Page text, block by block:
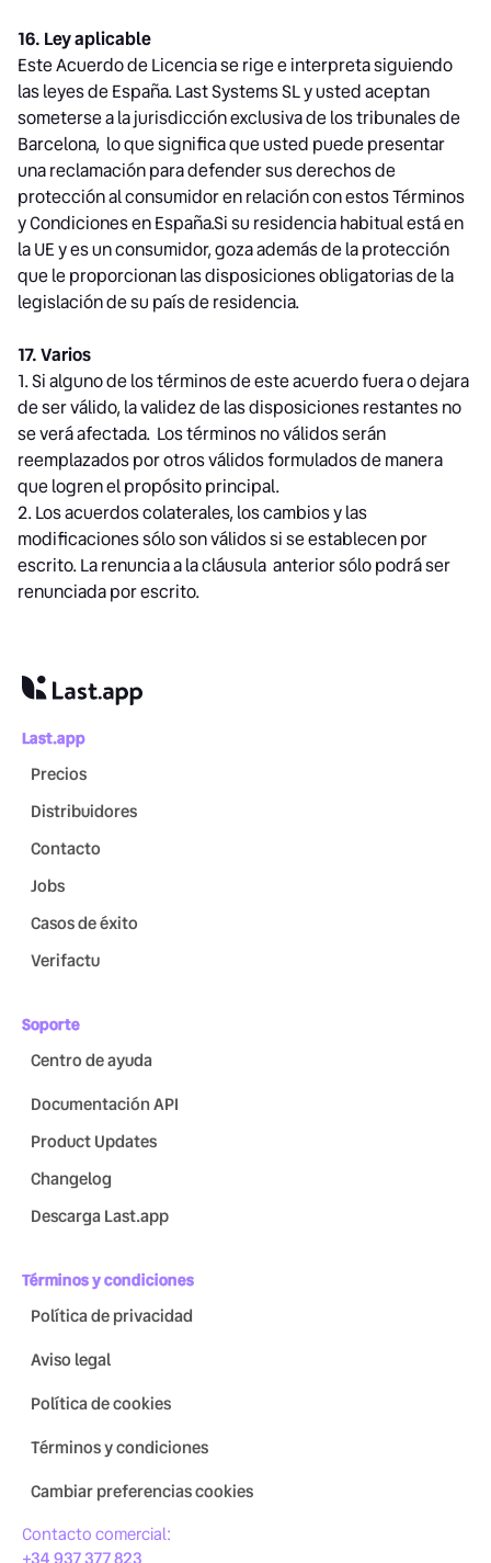
16. Ley aplicable
Este Acuerdo de Licencia se rige e interpreta siguiendo
las leyes de España. Last Systems SL y usted aceptan
someterse a la jurisdicción exclusiva de los tribunales de
Barcelona, lo que significa que usted puede presentar
una reclamación para defender sus derechos de
protección al consumidor en relación con estos Términos
y Condiciones en España.Si su residencia habitual está en
la UE y es un consumidor, goza además de la protección
que le proporcionan las disposiciones obligatorias de la
legislación de su país de residencia.
17. Varios
1. Si alguno de los términos de este acuerdo fuera o dejara
de ser válido, la validez de las disposiciones restantes no
se verá afectada. Los términos no válidos serán
reemplazados por otros válidos formulados de manera
que logren el propósito principal.
2. Los acuerdos colaterales, los cambios y las
modificaciones sólo son válidos si se establecen por
escrito. La renuncia a la cláusula anterior sólo podrá ser
renunciada por escrito.
Last.app
Precios
Distribuidores
Contacto
Jobs
Casos de éxito
Verifactu
Soporte
Centro de ayuda
Documentación API
Product Updates
Changelog
Descarga Last.app
Términos y condiciones
Política de privacidad
Aviso legal
Política de cookies
Términos y condiciones
Cambiar preferencias cookies
Contacto comercial: